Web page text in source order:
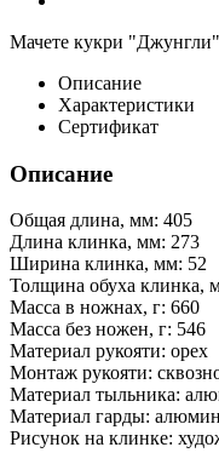
Мачете кукри
Описание
Характеристики
Сертификат
Описание
Общая длина, мм: 405
Длина клинка, мм: 273
Ширина клинка, мм: 52
Толщина обуха клинка,
Масса в ножнах, г: 660
Масса без ножен, г: 546
Материал рукояти: орех
Монтаж рукояти:
Материал тыльника:
Материал гарды:
Рисунок на клинке: